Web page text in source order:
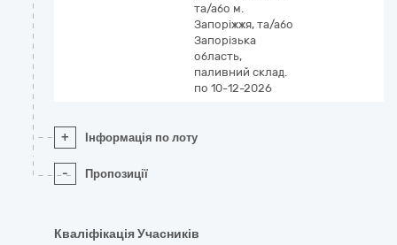
та/або м.
Запоріжжя, та/або
Запорізька
область,
паливний склад.
по 10-12-2026
+ Інформація по лоту
- Пропозиції
Кваліфікація Учасників